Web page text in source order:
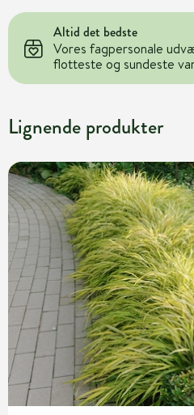
Altid det bedste
Vores fagpersonale
flotteste og sundeste
Lignende produkter